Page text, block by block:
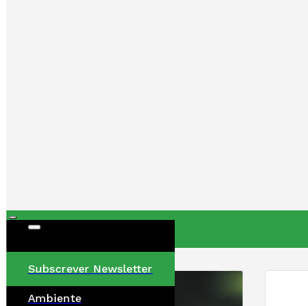
Subscrever Newsletter
Ambiente